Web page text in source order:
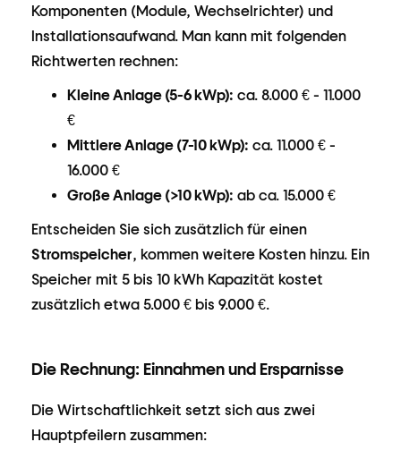
Komponenten (Module, Wechselrichter) und
Installationsaufwand. Man kann mit folgenden
Richtwerten rechnen:
Kleine Anlage (5-6 kWp): ca. 8.000 € - 11.000
€
Mittlere Anlage (7-10 kWp): ca. 11.000 € -
16.000 €
Große Anlage (>10 kWp): ab ca. 15.000 €
Entscheiden Sie sich zusätzlich für einen
Stromspeicher, kommen weitere Kosten hinzu. Ein
Speicher mit 5 bis 10 kWh Kapazität kostet
zusätzlich etwa 5.000 € bis 9.000 €.
Die Rechnung: Einnahmen und Ersparnisse
Die Wirtschaftlichkeit setzt sich aus zwei
Hauptpfeilern zusammen: